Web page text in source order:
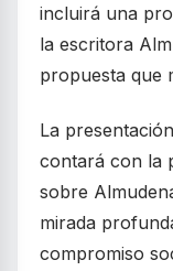
incluirá una
la escritora
propuesta que
La
contará con la
sobre
mirada
compromiso